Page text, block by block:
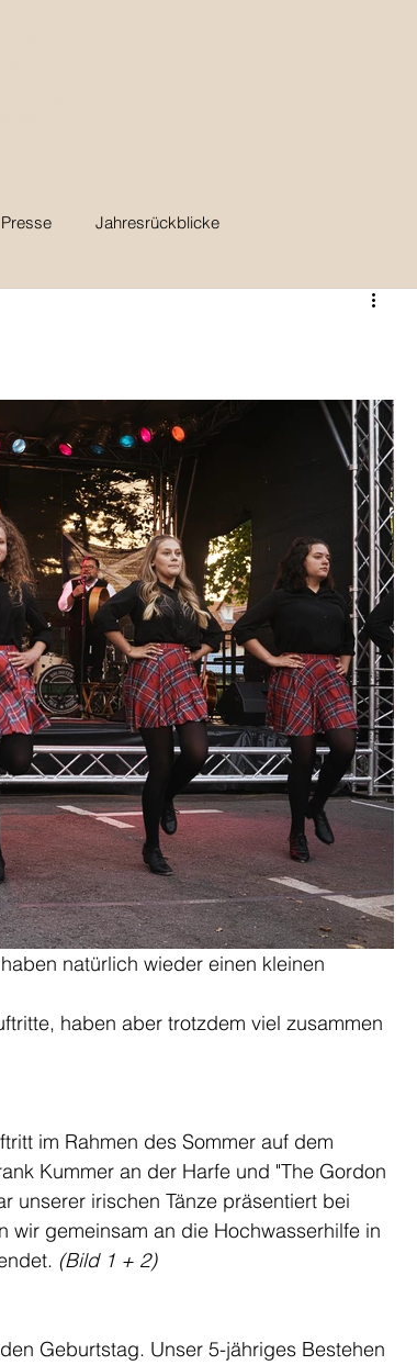
Presse Jahresrückblicke
natürlich wieder einen kleinen
haben aber trotzdem viel zusammen
im Rahmen des Sommer auf dem
Kummer an der Harfe und "The Gordon
unserer irischen Tänze präsentiert bei
wir gemeinsam an die Hochwasserhilfe in
(Bild 1 + 2)
Geburtstag. Unser 5-jähriges Bestehen